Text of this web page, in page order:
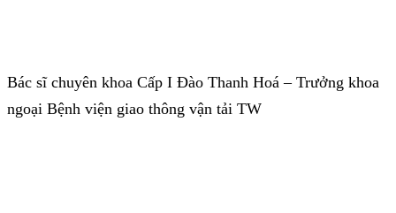
Bác sĩ chuyên khoa Cấp I Đào Thanh Hoá – Trưởng khoa
ngoại Bệnh viện giao thông vận tải TW